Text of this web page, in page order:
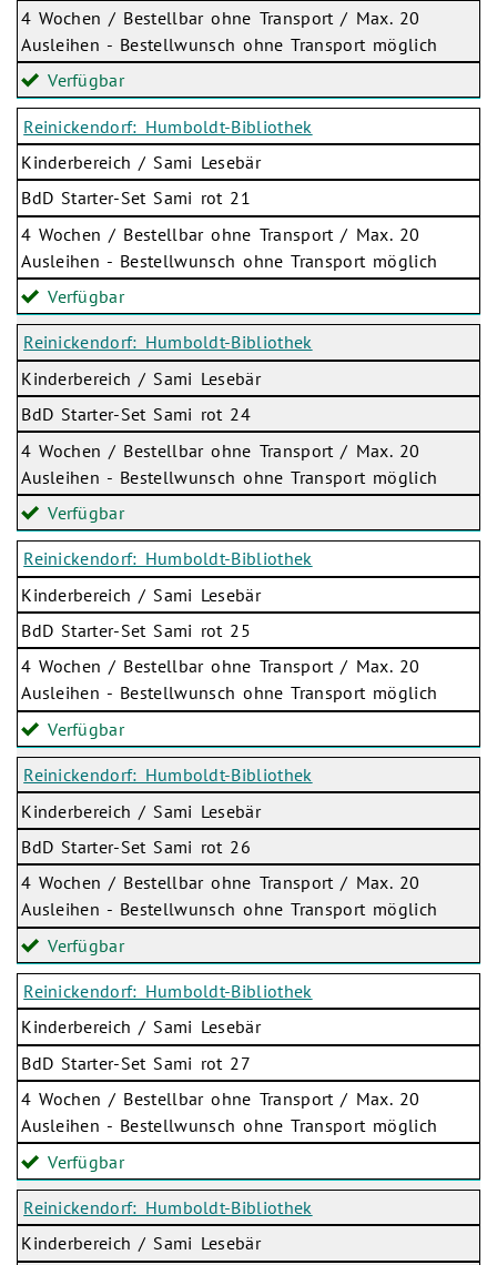
4 Wochen / Bestellbar ohne Transport / Max. 20
Ausleihen - Bestellwunsch ohne Transport möglich
Verfügbar
Reinickendorf: Humboldt-Bibliothek
Kinderbereich / Sami Lesebär
BdD Starter-Set Sami rot 21
4 Wochen / Bestellbar ohne Transport / Max. 20
Ausleihen - Bestellwunsch ohne Transport möglich
Verfügbar
Reinickendorf: Humboldt-Bibliothek
Kinderbereich / Sami Lesebär
BdD Starter-Set Sami rot 24
4 Wochen / Bestellbar ohne Transport / Max. 20
Ausleihen - Bestellwunsch ohne Transport möglich
Verfügbar
Reinickendorf: Humboldt-Bibliothek
Kinderbereich / Sami Lesebär
BdD Starter-Set Sami rot 25
4 Wochen / Bestellbar ohne Transport / Max. 20
Ausleihen - Bestellwunsch ohne Transport möglich
Verfügbar
Reinickendorf: Humboldt-Bibliothek
Kinderbereich / Sami Lesebär
BdD Starter-Set Sami rot 26
4 Wochen / Bestellbar ohne Transport / Max. 20
Ausleihen - Bestellwunsch ohne Transport möglich
Verfügbar
Reinickendorf: Humboldt-Bibliothek
Kinderbereich / Sami Lesebär
BdD Starter-Set Sami rot 27
4 Wochen / Bestellbar ohne Transport / Max. 20
Ausleihen - Bestellwunsch ohne Transport möglich
Verfügbar
Reinickendorf: Humboldt-Bibliothek
Kinderbereich / Sami Lesebär